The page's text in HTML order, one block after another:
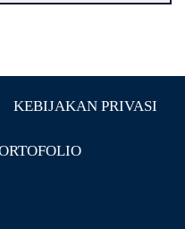
KEBIJAKAN PRIVASI